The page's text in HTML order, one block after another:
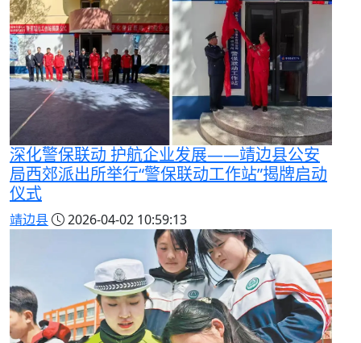
深化警保联动 护航企业发展——靖边县公安
局西郊派出所举行“警保联动工作站”揭牌启动
仪式
靖边县 2026-04-02 10:59:13